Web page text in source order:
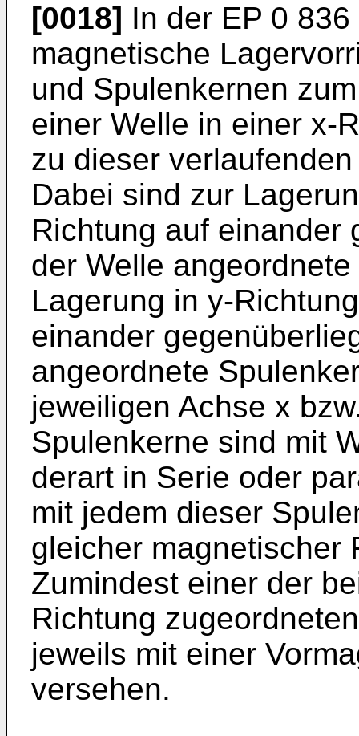
[0018] In der EP 0
magnetische
und Spulenkernen
einer Welle in einer x-
zu dieser
Dabei sind zur
Richtung auf einander
der Welle
Lagerung in y-
einander
angeordnete
jeweiligen Achse x
Spulenkerne sind mit
derart in Serie oder
mit jedem dieser
gleicher magnetischer
Zumindest einer der
Richtung
jeweils mit einer
versehen.